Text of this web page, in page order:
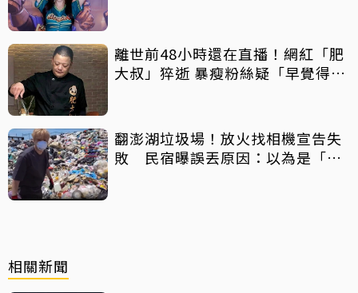
離世前48小時還在直播！網紅「肥
大叔」猝逝 暴瘦粉絲疑「早覺得不
翻澎湖垃圾場！放火找相機宣告失
敗 民宿曝誤丟原因：以為是「按
相關新聞